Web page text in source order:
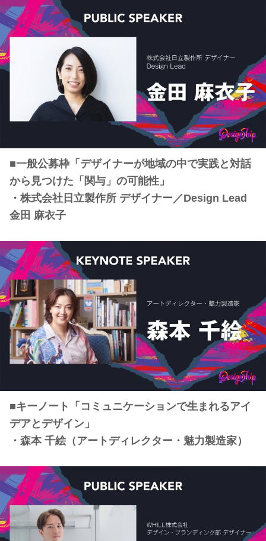
■一般公募枠「デザイナーが地域の中で実践と対話
から見つけた「関与」の可能性」
・株式会社日立製作所 デザイナー／Design Lead
金田 麻衣子
■キーノート「コミュニケーションで生まれるアイ
デアとデザイン」
・森本 千絵（アートディレクター・魅力製造家）